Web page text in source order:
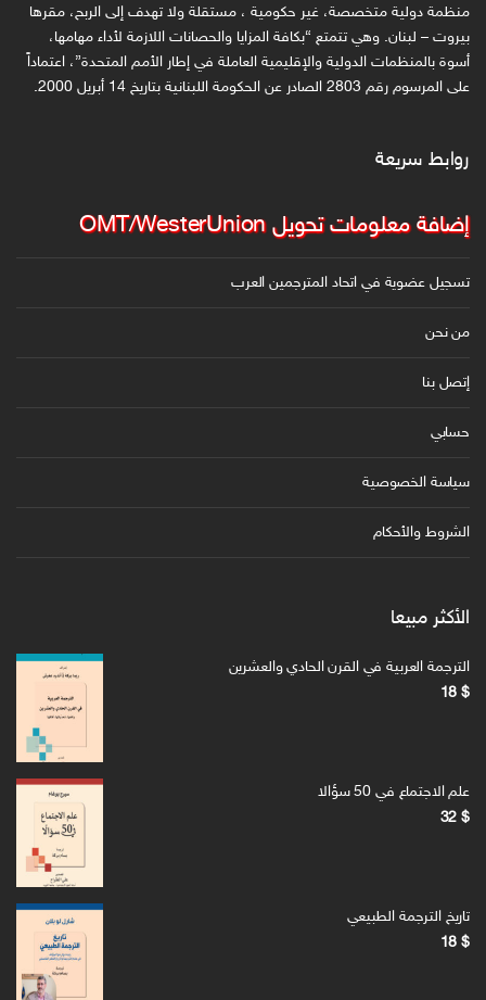
ا
ل
ك
ت
ن
منظمة دولية متخصصة، غير حكومية ، مستقلة ولا تهدف إلى الربح، مقرها
بيروت – لبنان. وهي تتمتع “بكافة المزايا والحصانات اللازمة لأداء مهامها،
أسوة بالمنظمات الدولية والإقليمية العاملة في إطار الأمم المتحدة”، اعتماداً
على المرسوم رقم 2803 الصادر عن الحكومة اللبنانية بتاريخ 14 أبريل 2000.
روابط سريعة
إضافة معلومات تحويل OMT/WesterUnion
تسجيل عضوية في اتحاد المترجمين العرب
من نحن
إتصل بنا
حسابي
سياسة الخصوصية
الشروط والأحكام
الأكثر مبيعا
الترجمة العربية في القرن الحادي والعشرين
18$
علم الاجتماع في 50 سؤالا
32$
تاريخ الترجمة الطبيعي
18$